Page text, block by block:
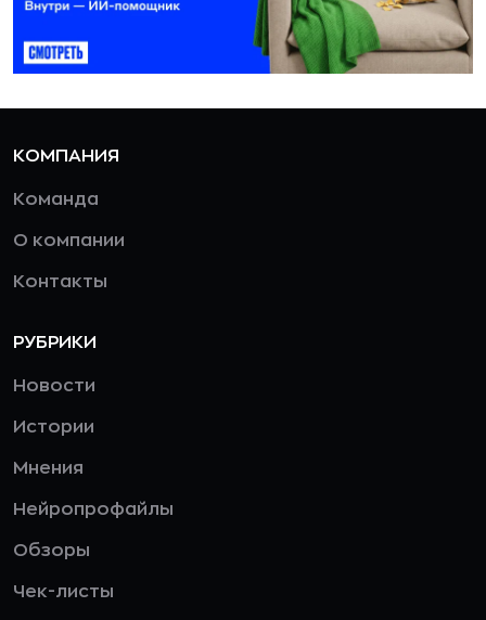
КОМПАНИЯ
Команда
О компании
Контакты
РУБРИКИ
Новости
Истории
Мнения
Нейропрофайлы
Обзоры
Чек-листы